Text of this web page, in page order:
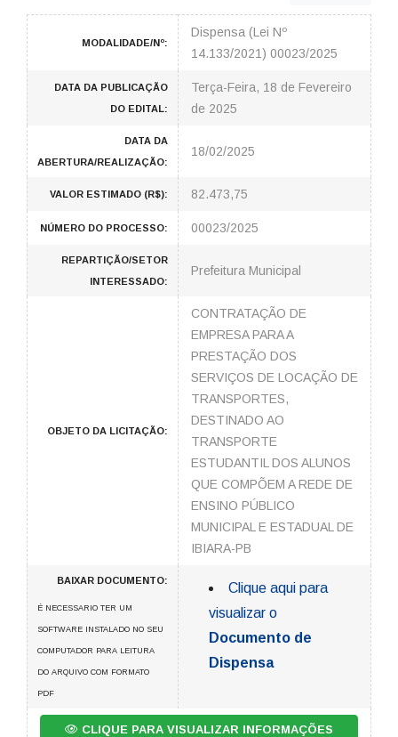
MODALIDADE/Nº:
Dispensa (Lei Nº
14.133/2021) 00023/2025
DATA DA PUBLICAÇÃO
DO EDITAL:
Terça-Feira, 18 de Fevereiro
de 2025
DATA DA
ABERTURA/REALIZAÇÃO:
18/02/2025
VALOR ESTIMADO (R$): 82.473,75
NÚMERO DO PROCESSO: 00023/2025
REPARTIÇÃO/SETOR
INTERESSADO:
Prefeitura Municipal
OBJETO DA LICITAÇÃO:
CONTRATAÇÃO DE
EMPRESA PARA A
PRESTAÇÃO DOS
SERVIÇOS DE LOCAÇÃO DE
TRANSPORTES,
DESTINADO AO
TRANSPORTE
ESTUDANTIL DOS ALUNOS
QUE COMPÕEM A REDE DE
ENSINO PÚBLICO
MUNICIPAL E ESTADUAL DE
IBIARA-PB
BAIXAR DOCUMENTO:
É NECESSARIO TER UM
SOFTWARE INSTALADO NO SEU
COMPUTADOR PARA LEITURA
DO ARQUIVO COM FORMATO
PDF
Clique aqui para
visualizar o
Documento de
Dispensa
CLIQUE PARA VISUALIZAR INFORMAÇÕES